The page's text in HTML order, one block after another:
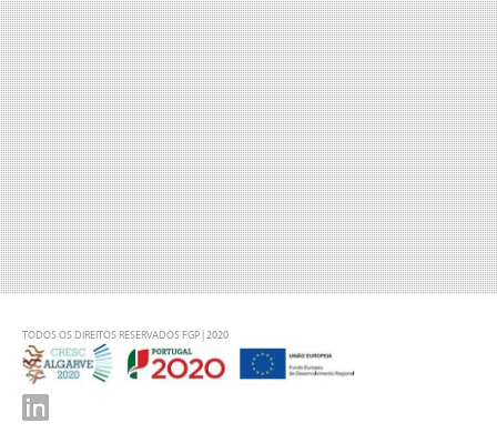
TODOS OS DIREITOS RESERVADOS FGP | 2020